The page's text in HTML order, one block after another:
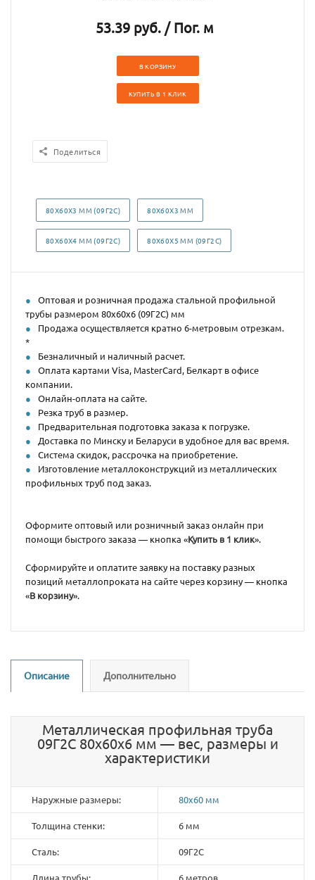
53.39 руб. / Пог. м
В КОРЗИНУ
КУПИТЬ В 1 КЛИК
Поделиться
80Х60Х3 ММ (09Г2С) 80Х60Х3 ММ
80Х60Х4 ММ (09Г2С) 80Х60Х5 ММ (09Г2С)
Оптовая и розничная продажа стальной профильной
трубы размером 80х60х6 (09Г2С) мм
Продажа осуществляется кратно 6-метровым отрезкам.
*
Безналичный и наличный расчет.
Оплата картами Visa, MasterCard, Белкарт в офисе
компании.
Онлайн-оплата на сайте.
Резка труб в размер.
Предварительная подготовка заказа к погрузке.
Доставка по Минску и Беларуси в удобное для вас время.
Система скидок, рассрочка на приобретение.
Изготовление металлоконструкций из металлических
профильных труб под заказ.
Оформите оптовый или розничный заказ онлайн при
помощи быстрого заказа — кнопка «Купить в 1 клик».
Сформируйте и оплатите заявку на поставку разных
позиций металлопроката на сайте через корзину — кнопка
«В корзину».
Описание Дополнительно
Металлическая профильная труба
09Г2С 80х60х6 мм — вес, размеры и
характеристики
Наружные размеры: 80х60 мм
Толщина стенки: 6 мм
Сталь: 09Г2С
Длина трубы: 6 метров